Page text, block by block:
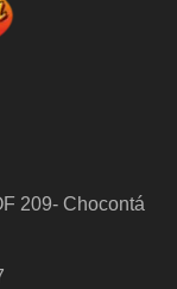
209- Chocontá